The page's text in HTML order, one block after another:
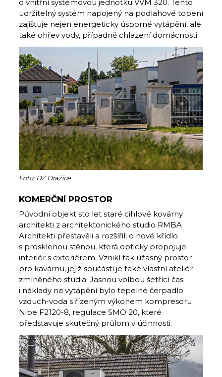
o vnitřní systémovou jednotku VVM 320. Tento
udržitelný systém napojený na podlahové topení
zajišťuje nejen energeticky úsporné vytápění, ale
také ohřev vody, případně chlazení domácnosti.
Foto: DZ Dražice
KOMERČNÍ PROSTOR
Původní objekt sto let staré cihlové kovárny
architekti z architektonického studio RMBA
Architekti přestavěli a rozšířili o nové křídlo
s prosklenou stěnou, která opticky propojuje
interiér s exteriérem. Vznikl tak úžasný prostor
pro kavárnu, jejíž součástí je také vlastní ateliér
zmíněného studia. Jasnou volbou šetřící čas
i náklady na vytápění bylo tepelné čerpadlo
vzduch-voda s řízeným výkonem kompresoru
Nibe F2120-8, regulace SMO 20, které
představuje skutečný průlom v účinnosti.